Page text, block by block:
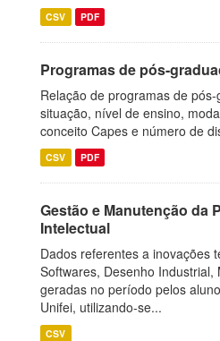
CSV PDF
Programas de pós-
Relação de programas de
situação, nível de ensino,
conceito Capes e número de
CSV PDF
Gestão e Manutenção da
Intelectual
Dados referentes a inovações
Softwares, Desenho Industrial,
geradas no período pelos
Unifei, utilizando-se...
CSV